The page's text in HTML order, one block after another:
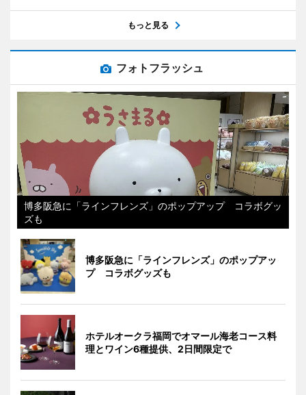
もっと見る
フォトフラッシュ
博多阪急に「ラインフレンズ」のポップアップ コラボグッ
ズも
博多阪急に「ラインフレンズ」のポップアッ
プ コラボグッズも
ホテルオークラ福岡でオマール海老コース料
理とワイン6種提供、2日間限定で